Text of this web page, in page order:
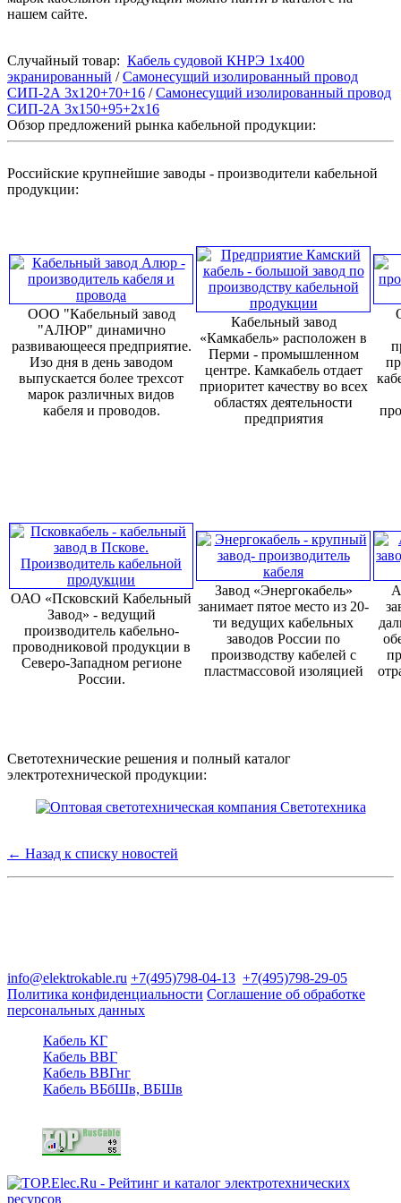
нашем сайте.
Случайный товар: Кабель судовой КНРЭ 1x400
экранированный /Самонесущий изолированный провод
СИП-2А 3х120+70+16 /Самонесущий изолированный провод
СИП-2А 3х150+95+2х16
Обзор предложений рынка кабельной продукции:
Российские крупнейшие заводы - производители кабельной
продукции:
ООО "Кабельный завод
"АЛЮР" динамично
развивающееся предприятие.
Изо дня в день заводом
выпускается более трехсот
марок различных видов
кабеля и проводов.
Кабельный завод
«Камкабель» расположен в
Перми - промышленном
центре. Камкабель отдает
приоритет качеству во всех
областях деятельности
предприятия
ОАО «Псковский Кабельный
Завод» - ведущий
производитель кабельно-
проводниковой продукции в
Северо-Западном регионе
России.
Завод «Энергокабель»
занимает пятое место из 20-
ти ведущих кабельных
заводов России по
производству кабелей с
пластмассовой изоляцией
Светотехнические решения и полный каталог
электротехнической продукции:
← Назад к списку новостей
info@elektrokable.ru +7(495)798-04-13 +7(495)798-29-05
Политика конфиденциальности Соглашение об обработке
персональных данных
Кабель КГ
Кабель ВВГ
Кабель ВВГнг
Кабель ВБбШв, ВБШв